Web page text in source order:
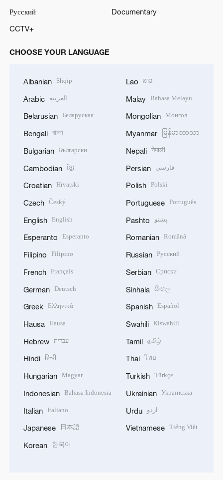
Русский
Documentary
CCTV+
CHOOSE YOUR LANGUAGE
Albanian Shqip
Arabic العربية
Belarusian Беларуская
Bengali বাংলা
Bulgarian Български
Cambodian ខ្មែរ
Croatian Hrvatski
Czech Český
English English
Esperanto Esperanto
Filipino Filipino
French Français
German Deutsch
Greek Ελληνικά
Hausa Hausa
Hebrew עברית
Hindi हिन्दी
Hungarian Magyar
Indonesian Bahasa Indonesia
Italian Italiano
Japanese 日本語
Korean 한국어
Lao ລາວ
Malay Bahasa Melayu
Mongolian Монгол
Myanmar မြန်မာဘာသာ
Nepali नेपाली
Persian فارسی
Polish Polski
Portuguese Português
Pashto پښتو
Romanian Română
Russian Русский
Serbian Српски
Sinhala සිංහල
Spanish Español
Swahili Kiswahili
Tamil தமிழ்
Thai ไทย
Turkish Türkçe
Ukrainian Українська
Urdu اردو
Vietnamese Tiếng Việt